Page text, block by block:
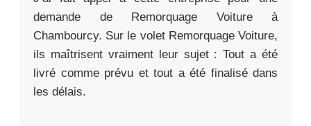
demande de Remorquage Voiture à
Chambourcy. Sur le volet Remorquage Voiture,
ils maîtrisent vraiment leur sujet : Tout a été
livré comme prévu et tout a été finalisé dans
les délais.